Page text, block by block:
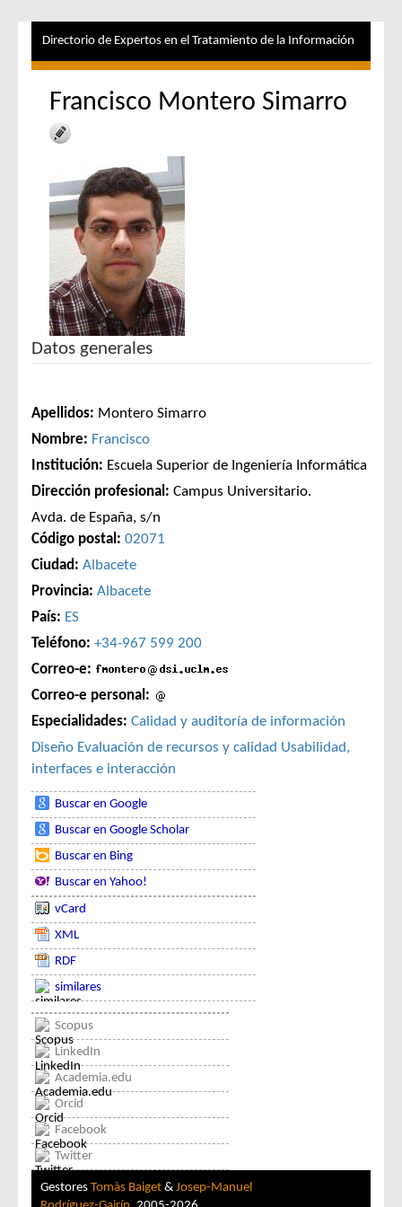
Directorio de Expertos en el Tratamiento de la Información
Francisco Montero Simarro
Datos generales
Apellidos: Montero Simarro
Nombre: Francisco
Institución: Escuela Superior de Ingeniería Informática
Dirección profesional: Campus Universitario.
Avda. de España, s/n
Código postal: 02071
Ciudad: Albacete
Provincia: Albacete
País: ES
Teléfono: +34-967 599 200
Correo-e:
Correo-e personal:
Especialidades: Calidad y auditoría de información
Diseño Evaluación de recursos y calidad Usabilidad,
interfaces e interacción
Buscar en Google
Buscar en Google Scholar
Buscar en Bing
Buscar en Yahoo!
vCard
XML
RDF
similares
Scopus
LinkedIn
Academia.edu
Orcid
Facebook
Twitter
Gestores Tomàs Baiget & Josep-Manuel